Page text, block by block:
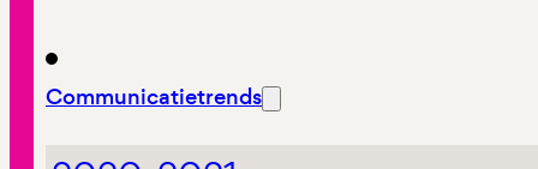
Communicatietrends